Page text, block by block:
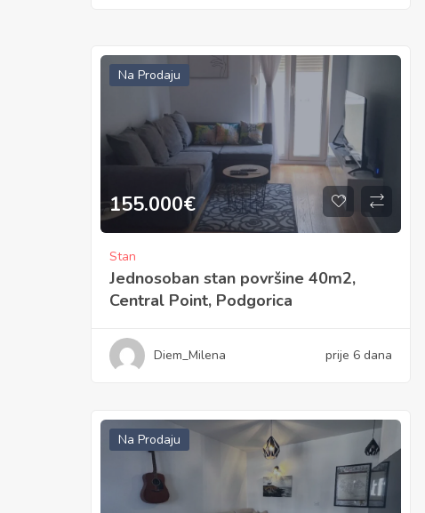
Na Prodaju
155.000€
Stan
Jednosoban stan površine 40m2,
Central Point, Podgorica
Diem_Milena prije 6 dana
Na Prodaju